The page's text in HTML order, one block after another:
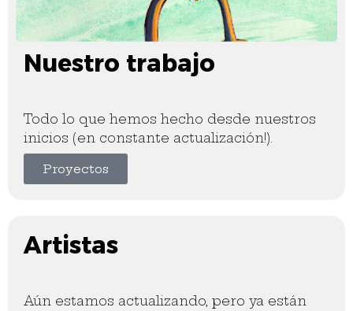
Nuestro trabajo
Todo lo que hemos hecho desde nuestros
inicios (en constante actualización!).
Proyectos
Artistas
Aún estamos actualizando, pero ya están